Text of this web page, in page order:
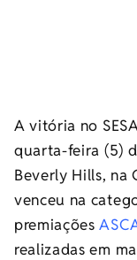
A vitória no
quarta-feira (5)
Beverly Hills, na
venceu na
premiações
realizadas em